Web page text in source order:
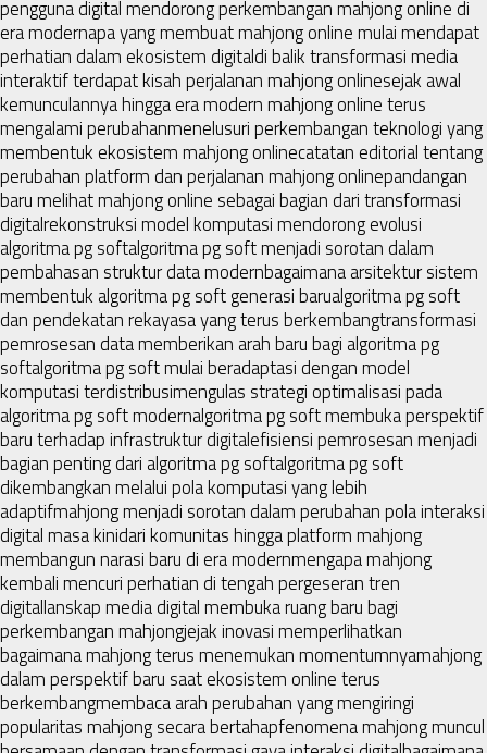
pengguna digital mendorong perkembangan mahjong online di
era modernapa yang membuat mahjong online mulai mendapat
perhatian dalam ekosistem digitaldi balik transformasi media
interaktif terdapat kisah perjalanan mahjong onlinesejak awal
kemunculannya hingga era modern mahjong online terus
mengalami perubahanmenelusuri perkembangan teknologi yang
membentuk ekosistem mahjong onlinecatatan editorial tentang
perubahan platform dan perjalanan mahjong onlinepandangan
baru melihat mahjong online sebagai bagian dari transformasi
digitalrekonstruksi model komputasi mendorong evolusi
algoritma pg softalgoritma pg soft menjadi sorotan dalam
pembahasan struktur data modernbagaimana arsitektur sistem
membentuk algoritma pg soft generasi barualgoritma pg soft
dan pendekatan rekayasa yang terus berkembangtransformasi
pemrosesan data memberikan arah baru bagi algoritma pg
softalgoritma pg soft mulai beradaptasi dengan model
komputasi terdistribusimengulas strategi optimalisasi pada
algoritma pg soft modernalgoritma pg soft membuka perspektif
baru terhadap infrastruktur digitalefisiensi pemrosesan menjadi
bagian penting dari algoritma pg softalgoritma pg soft
dikembangkan melalui pola komputasi yang lebih
adaptifmahjong menjadi sorotan dalam perubahan pola interaksi
digital masa kinidari komunitas hingga platform mahjong
membangun narasi baru di era modernmengapa mahjong
kembali mencuri perhatian di tengah pergeseran tren
digitallanskap media digital membuka ruang baru bagi
perkembangan mahjongjejak inovasi memperlihatkan
bagaimana mahjong terus menemukan momentumnyamahjong
dalam perspektif baru saat ekosistem online terus
berkembangmembaca arah perubahan yang mengiringi
popularitas mahjong secara bertahapfenomena mahjong muncul